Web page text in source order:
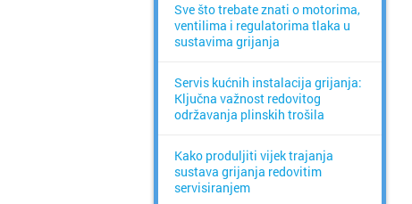
Sve što trebate znati o motorima,
ventilima i regulatorima tlaka u
sustavima grijanja
Servis kućnih instalacija grijanja:
Ključna važnost redovitog
održavanja plinskih trošila
Kako produljiti vijek trajanja
sustava grijanja redovitim
servisiranjem